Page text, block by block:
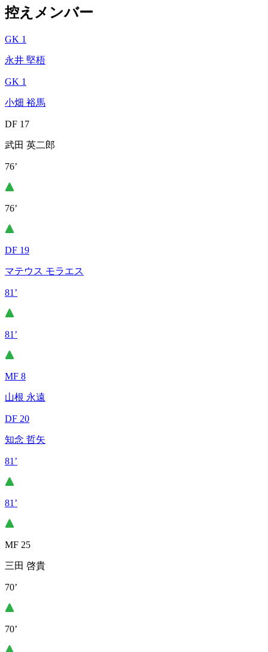
控えメンバー
GK 1
永井 堅梧
GK 1
小畑 裕馬
DF 17
武田 英二郎
76’
76’
DF 19
マテウス モラエス
81’
81’
MF 8
山根 永遠
DF 20
知念 哲矢
81’
81’
MF 25
三田 啓貴
70’
70’